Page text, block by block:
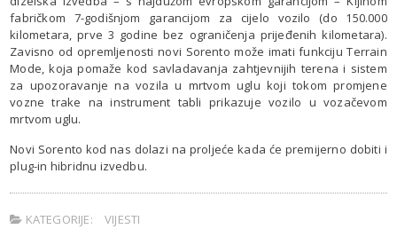
fabričkom 7-godišnjom garancijom za cijelo vozilo (do 150.000
kilometara, prve 3 godine bez ograničenja prijeđenih kilometara).
Zavisno od opremljenosti novi Sorento može imati funkciju Terrain
Mode, koja pomaže kod savladavanja zahtjevnijih terena i sistem
za upozoravanje na vozila u mrtvom uglu koji tokom promjene
vozne trake na instrument tabli prikazuje vozilo u vozačevom
mrtvom uglu.
Novi Sorento kod nas dolazi na proljeće kada će premijerno dobiti i
plug-in hibridnu izvedbu.
KATEGORIJE:
VIJESTI